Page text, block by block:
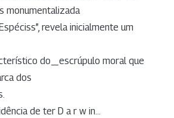
monumentalizada
revela inicialmente um
do_escrúpulo moral que
dos
de ter D a r w in...